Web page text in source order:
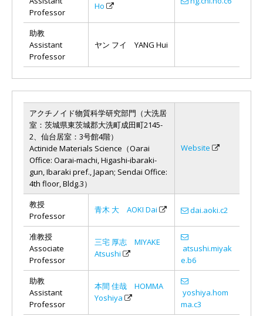
Professor
Ho
助教
Assistant
Professor
ヤン フイ YANG Hui
アクチノイド物質科学研究部門（大洗居
室：茨城県東茨城郡大洗町成田町2145-
2、仙台居室：3号館4階）
Actinide Materials Science（Oarai
Office: Oarai-machi, Higashi-ibaraki-
gun, Ibaraki pref., Japan; Sendai Office:
4th floor, Bldg.3）
Website
教授
Professor
青木 大 AOKI Dai dai.aoki.c2
准教授
Associate
Professor
三宅 厚志 MIYAKE
Atsushi
atsushi.miyak
e.b6
助教
Assistant
Professor
本間 佳哉 HOMMA
Yoshiya
yoshiya.hom
ma.c3